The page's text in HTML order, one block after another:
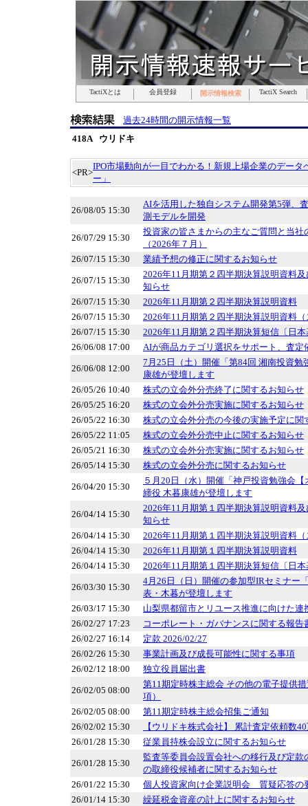
TactiXとは 会員登録 開示情報検索 TactiX Search
TactiXとは 会員登録 開示情報検索 TactiX Search
TactiXとは 会員登録 開示情報検索 TactiX Search
TactiXとは 会員登録 開示情報検索 TactiX Search
TactiXとは 会員登録 開示情報検索 TactiX Search
TactiXとは 会員登録 開示情報検索 TactiX Search
TactiXとは 会員登録 開示情報検索 TactiX Search
過去24時間の開示情報一覧
418A ウリドキ
<PR>
IPO市場動向が一目でわかる！新規上場企業のデータ
ー」
26/08/05 15:30
AIを活用した独自システム開発第5弾、
測モデルを開発
26/07/29 15:30
投資家の皆さまからの主なご質問と当社
（2026年７月）
26/07/15 15:30
業績予想の修正に関するお知らせ
26/07/15 15:30
2026年11月期第２四半期決算説明資料
知らせ
26/07/15 15:30
2026年11月期第２四半期決算説明資料
26/07/15 15:30
2026年11月期第２四半期決算説明資料
26/07/15 15:30
2026年11月期第２四半期決算短信〔日
26/06/08 17:00
AIが商品カテゴリ選択をサポート、査定
26/06/08 12:00
7月25日（土）開催「第84回 湘南投資勉
康雄が登壇します
26/05/26 10:40
株式の立会外分売終了に関するお知らせ
26/05/25 16:20
株式の立会外分売実施に関するお知らせ
26/05/22 16:30
株式の立会外分売の今後の実施予定に関
26/05/22 11:05
株式の立会外分売中止に関するお知らせ
26/05/21 16:30
株式の立会外分売実施に関するお知らせ
26/05/14 15:30
株式の立会外分売に関するお知らせ
26/04/20 15:30
５月20日（水）開催「神戸投資勉強会
締役 木暮康雄が登壇します
26/04/14 15:30
2026年11月期第１四半期決算説明資料
知らせ
26/04/14 15:30
2026年11月期第１四半期決算説明資料
26/04/14 15:30
2026年11月期第１四半期決算説明資料
26/04/14 15:30
2026年11月期第１四半期決算短信〔日
26/03/30 15:30
4月26日（日）開催の参加型IRセミナー
表・木暮が登壇します
26/03/17 15:30
山梨県都留市とリユース推進に向けた連
26/02/27 17:23
コーポレート・ガバナンスに関する報告
26/02/27 16:14
定款 2026/02/27
26/02/26 15:30
事業計画及び成長可能性に関する事項
26/02/12 18:00
独立役員届出書
26/02/05 08:00
第11期定時株主総会 その他の電子提供
項）
26/02/05 08:00
第11期定時株主総会招集ご通知
26/02/02 15:30
【ウリドキ株式会社】 累計査定依頼数
26/01/28 15:30
従業員持株会設立に関するお知らせ
26/01/28 15:30
監査等委員会設置会社への移行及び定款
の取締役候補者に関するお知らせ
26/01/22 15:30
個人投資家向け企業説明会 質疑応答の
26/01/14 15:30
繰延税金資産の計上に関するお知らせ